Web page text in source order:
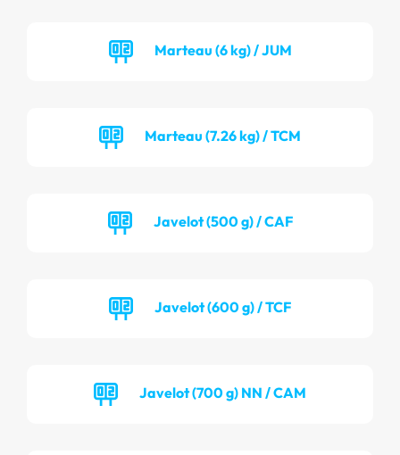
Marteau (6 kg) / JUM
Marteau (7.26 kg) / TCM
Javelot (500 g) / CAF
Javelot (600 g) / TCF
Javelot (700 g) NN / CAM